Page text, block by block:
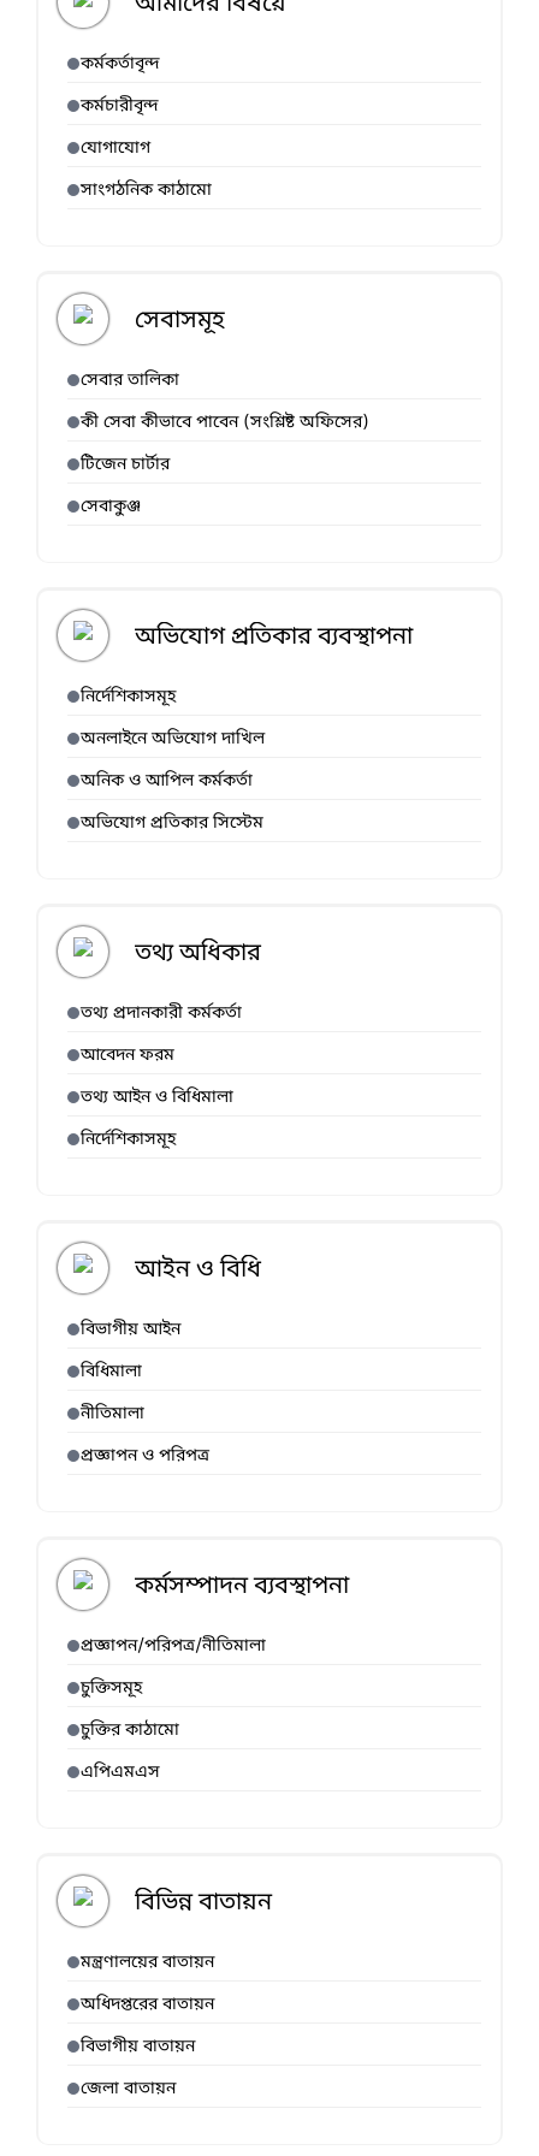
.১১.০০৭.২৪-৮৮১
নং-
কর্মকর্তাবৃন্দ
কর্মচারীবৃন্দ
যোগাযোগ
সাংগঠনিক কাঠামো
সেবাসমূহ
সেবার তালিকা
কী সেবা কীভাবে পাবেন (সংশ্লিষ্ট অফিসের)
টিজেন চার্টার
সেবাকুঞ্জ
অভিযোগ প্রতিকার ব্যবস্থাপনা
নির্দেশিকাসমূহ
অনলাইনে অভিযোগ দাখিল
অনিক ও আপিল কর্মকর্তা
অভিযোগ প্রতিকার সিস্টেম
তথ্য অধিকার
তথ্য প্রদানকারী কর্মকর্তা
আবেদন ফরম
তথ্য আইন ও বিধিমালা
নির্দেশিকাসমূহ
আইন ও বিধি
বিভাগীয় আইন
বিধিমালা
নীতিমালা
প্রজ্ঞাপন ও পরিপত্র
কর্মসম্পাদন ব্যবস্থাপনা
প্রজ্ঞাপন/পরিপত্র/নীতিমালা
চুক্তিসমূহ
চুক্তির কাঠামো
এপিএমএস
বিভিন্ন বাতায়ন
মন্ত্রণালয়ের বাতায়ন
অধিদপ্তরের বাতায়ন
বিভাগীয় বাতায়ন
জেলা বাতায়ন